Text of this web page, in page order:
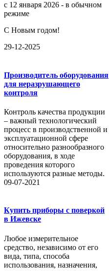
с 12 января 2026 - в обычном
режиме
С Новым годом!
29-12-2025
Производитель оборудования
для неразрушающего
контроля
Контроль качества продукции
– важный технологический
процесс в производственной и
эксплуатационной сфере
относительно разнообразного
оборудования, в ходе
проведения которого
используются разные методы.
09-07-2021
Купить приборы с поверкой
в Ижевске
Любое измерительное
средство, независимо от его
вида, типа, способа
использования, назначения,